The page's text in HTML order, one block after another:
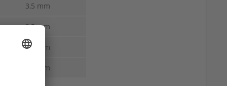
3,5 mm
3,5 mm
3,5 mm
3,5 mm